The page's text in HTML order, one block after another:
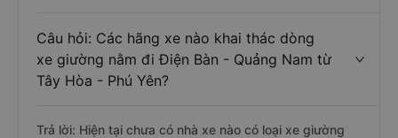
Câu hỏi: Các hãng xe nào khai thác dòng
xe giường nằm đi Điện Bàn - Quảng Nam từ
Tây Hòa - Phú Yên?
Trả lời: Hiện tại chưa có nhà xe nào có loại xe giường